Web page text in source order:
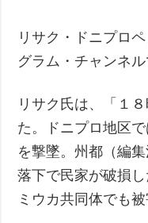
特集
インタビュー
動画
リサク・ドニプロ
グラム・チャンネル
リサク氏は、「１
た。ドニプロ地区
を撃墜。州都（編
落下で民家が破損
ミウカ共同体でも